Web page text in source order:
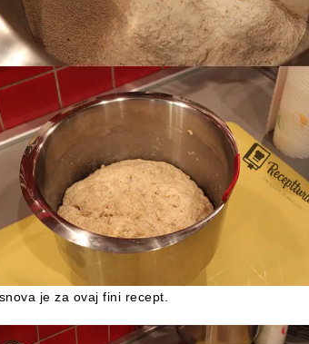
je za ovaj fini recept.